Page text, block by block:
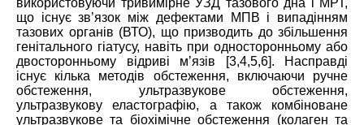
що існує зв’язок між дефектами МПВ і випадінням
тазових органів (ВТО), що призводить до збільшення
генітального гіатусу, навіть при односторонньому або
двосторонньому відриві м’язів [3,4,5,6]. Насправді
існує кілька методів обстеження, включаючи ручне
обстеження, ультразвукове обстеження,
ультразвукову еластографію, а також комбіноване
ультразвукове та біохімічне обстеження (колаген та